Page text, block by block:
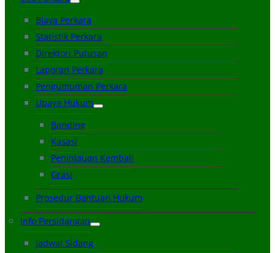
Biaya Perkara
Statistik Perkara
Direktori Putusan
Laporan Perkara
Pengumuman Perkara
Upaya Hukum
Banding
Kasasi
Peninjauan Kembali
Grasi
Prosedur Bantuan Hukum
Info Persidangan
Jadwal Sidang